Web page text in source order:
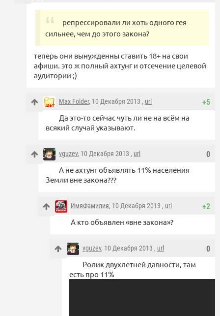
репрессировали ли хоть одного гея
сильнее, чем до этого закона?
теперь они вынужденны ставить 18+ на свои
афиши. это ж полный ахтунг и отсечение целевой
аудитории ;)
+5
Max Folder, 10 Декабря 2013 , url
Да это-то сейчас чуть ли не на всём на
всякий случай указывают.
0
vguzev, 10 Декабря 2013 , url
А не ахтунг объявлять 11% населения
Земли вне закона???
+2
ИмяФамилия, 10 Декабря 2013 , url
А кто объявлен «вне закона»?
0
vguzev, 10 Декабря 2013 , url
Ролик двухлетней давности, там
есть про 11%